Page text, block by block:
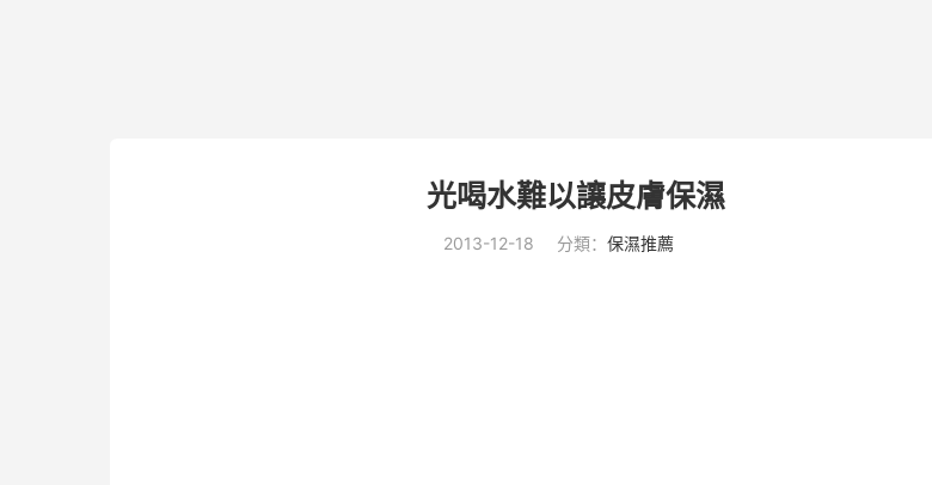
光喝水難以讓皮膚保濕
2013-12-18 分類： 保濕推薦